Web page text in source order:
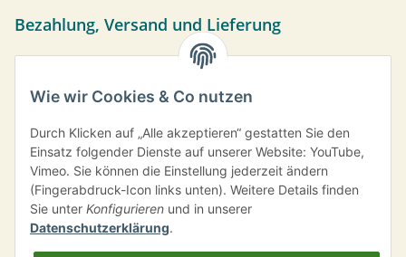
Bezahlung, Versand und Lieferung
Sie können per Vorkasse, PayPal oder bei Abholung bar
übermittelt.
Versand frei ab einem Bestellwert von 35,- € innerhalb
Deutschlands.
Information
Eos Kräuter & Gewürze
Wie wir Cookies & Co nutzen
Durch Klicken auf „Alle akzeptieren“ gestatten Sie den
Einsatz folgender Dienste auf unserer Website: YouTube,
Vimeo. Sie können die Einstellung jederzeit ändern
(Fingerabdruck-Icon links unten). Weitere Details finden
Sie unter Konfigurieren und in unserer
Datenschutzerklärung.